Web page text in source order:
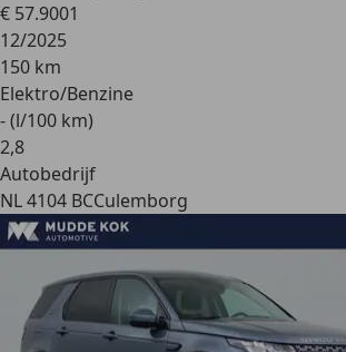
€ 57.9001
12/2025
150 km
Elektro/Benzine
- (l/100 km)
2,8
Autobedrijf
NL 4104 BCCulemborg